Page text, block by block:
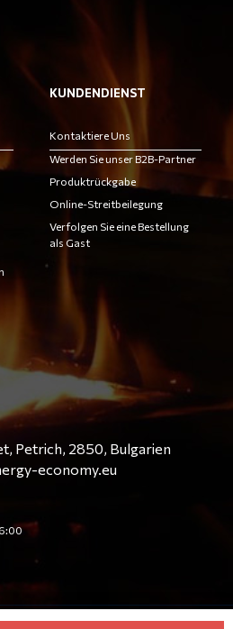
KUNDENDIENST
Kontaktiere Uns
Werden Sie unser B2B-Partner
Produktrückgabe
Online-Streitbeilegung
Verfolgen Sie eine Bestellung
als Gast
Petrich, 2850, Bulgarien
economy.eu